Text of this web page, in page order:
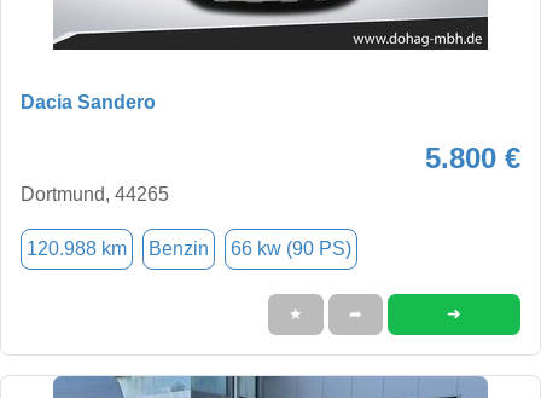
Dacia Sandero
5.800 €
Dortmund, 44265
120.988 km Benzin 66 kw (90 PS)
★ ➦ ➜